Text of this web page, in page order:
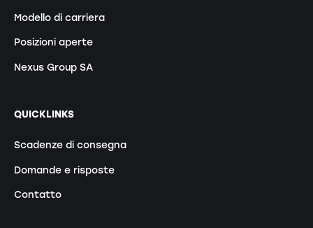
Modello di carriera
Posizioni aperte
Nexus Group SA
QUICKLINKS
Scadenze di consegna
Domande e risposte
Contatto